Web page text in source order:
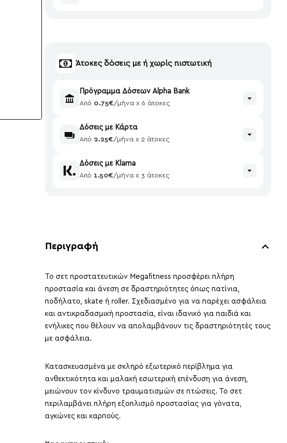
Άτοκες δόσεις με ή χωρίς πιστωτική
Πρόγραμμα Δόσεων Alpha Bank
Από 0.75€/μήνα x 6 άτοκες
Δόσεις με Κάρτα
Από 2.25€/μήνα x 2 άτοκες
Δόσεις με Klarna
Από 1.50€/μήνα x 3 άτοκες
Περιγραφή
Το σετ προστατευτικών Megafitness προσφέρει πλήρη
προστασία και άνεση σε δραστηριότητες όπως πατίνια,
ποδήλατο, skate ή roller. Σχεδιασμένο για να παρέχει ασφάλεια
και αντικραδασμική προστασία, είναι ιδανικό για παιδιά και
ενήλικες που θέλουν να απολαμβάνουν τις δραστηριότητές τους
με ασφάλεια.
Κατασκευασμένα με σκληρό εξωτερικό περίβλημα για
ανθεκτικότητα και μαλακή εσωτερική επένδυση για άνεση,
μειώνουν τον κίνδυνο τραυματισμών σε πτώσεις. Το σετ
περιλαμβάνει πλήρη εξοπλισμό προστασίας για γόνατα,
αγκώνες και καρπούς.